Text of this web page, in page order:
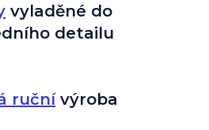
vyladěné do
detailu
ručnívýroba